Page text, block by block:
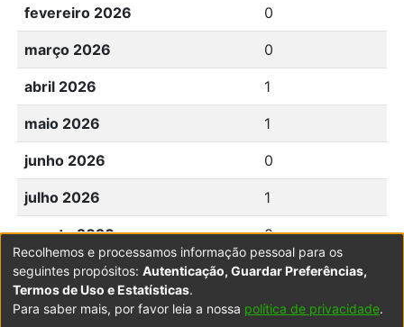
fevereiro 2026 0
março 2026 0
abril 2026 1
maio 2026 1
junho 2026 0
julho 2026 1
agosto 2026 0
Powered by DSpace Copyright © 2003-2026LYRASIS
Recolhemos e processamos informação pessoal para os
seguintes propósitos: Autenticação, Guardar Preferências,
Termos de Uso e Estatísticas.
Para saber mais, por favor leia a nossa política de privacidade.